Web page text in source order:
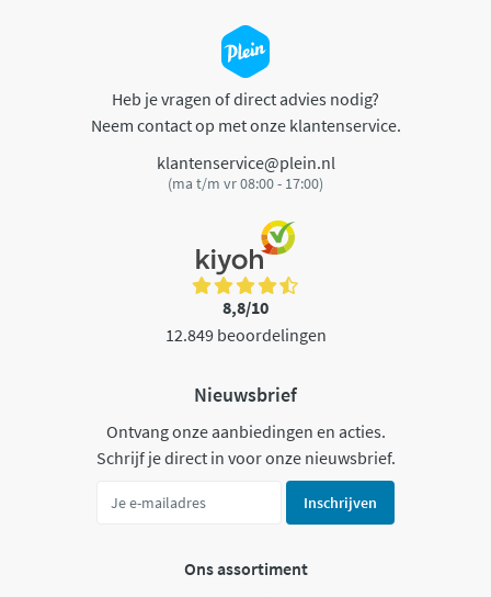
Heb je vragen of direct advies nodig?
Neem contact op met onze klantenservice.
klantenservice@plein.nl
(ma t/m vr 08:00 - 17:00)
8,8/10
12.849 beoordelingen
Nieuwsbrief
Ontvang onze aanbiedingen en acties.
Schrijf je direct in voor onze nieuwsbrief.
Inschrijven
Ons assortiment